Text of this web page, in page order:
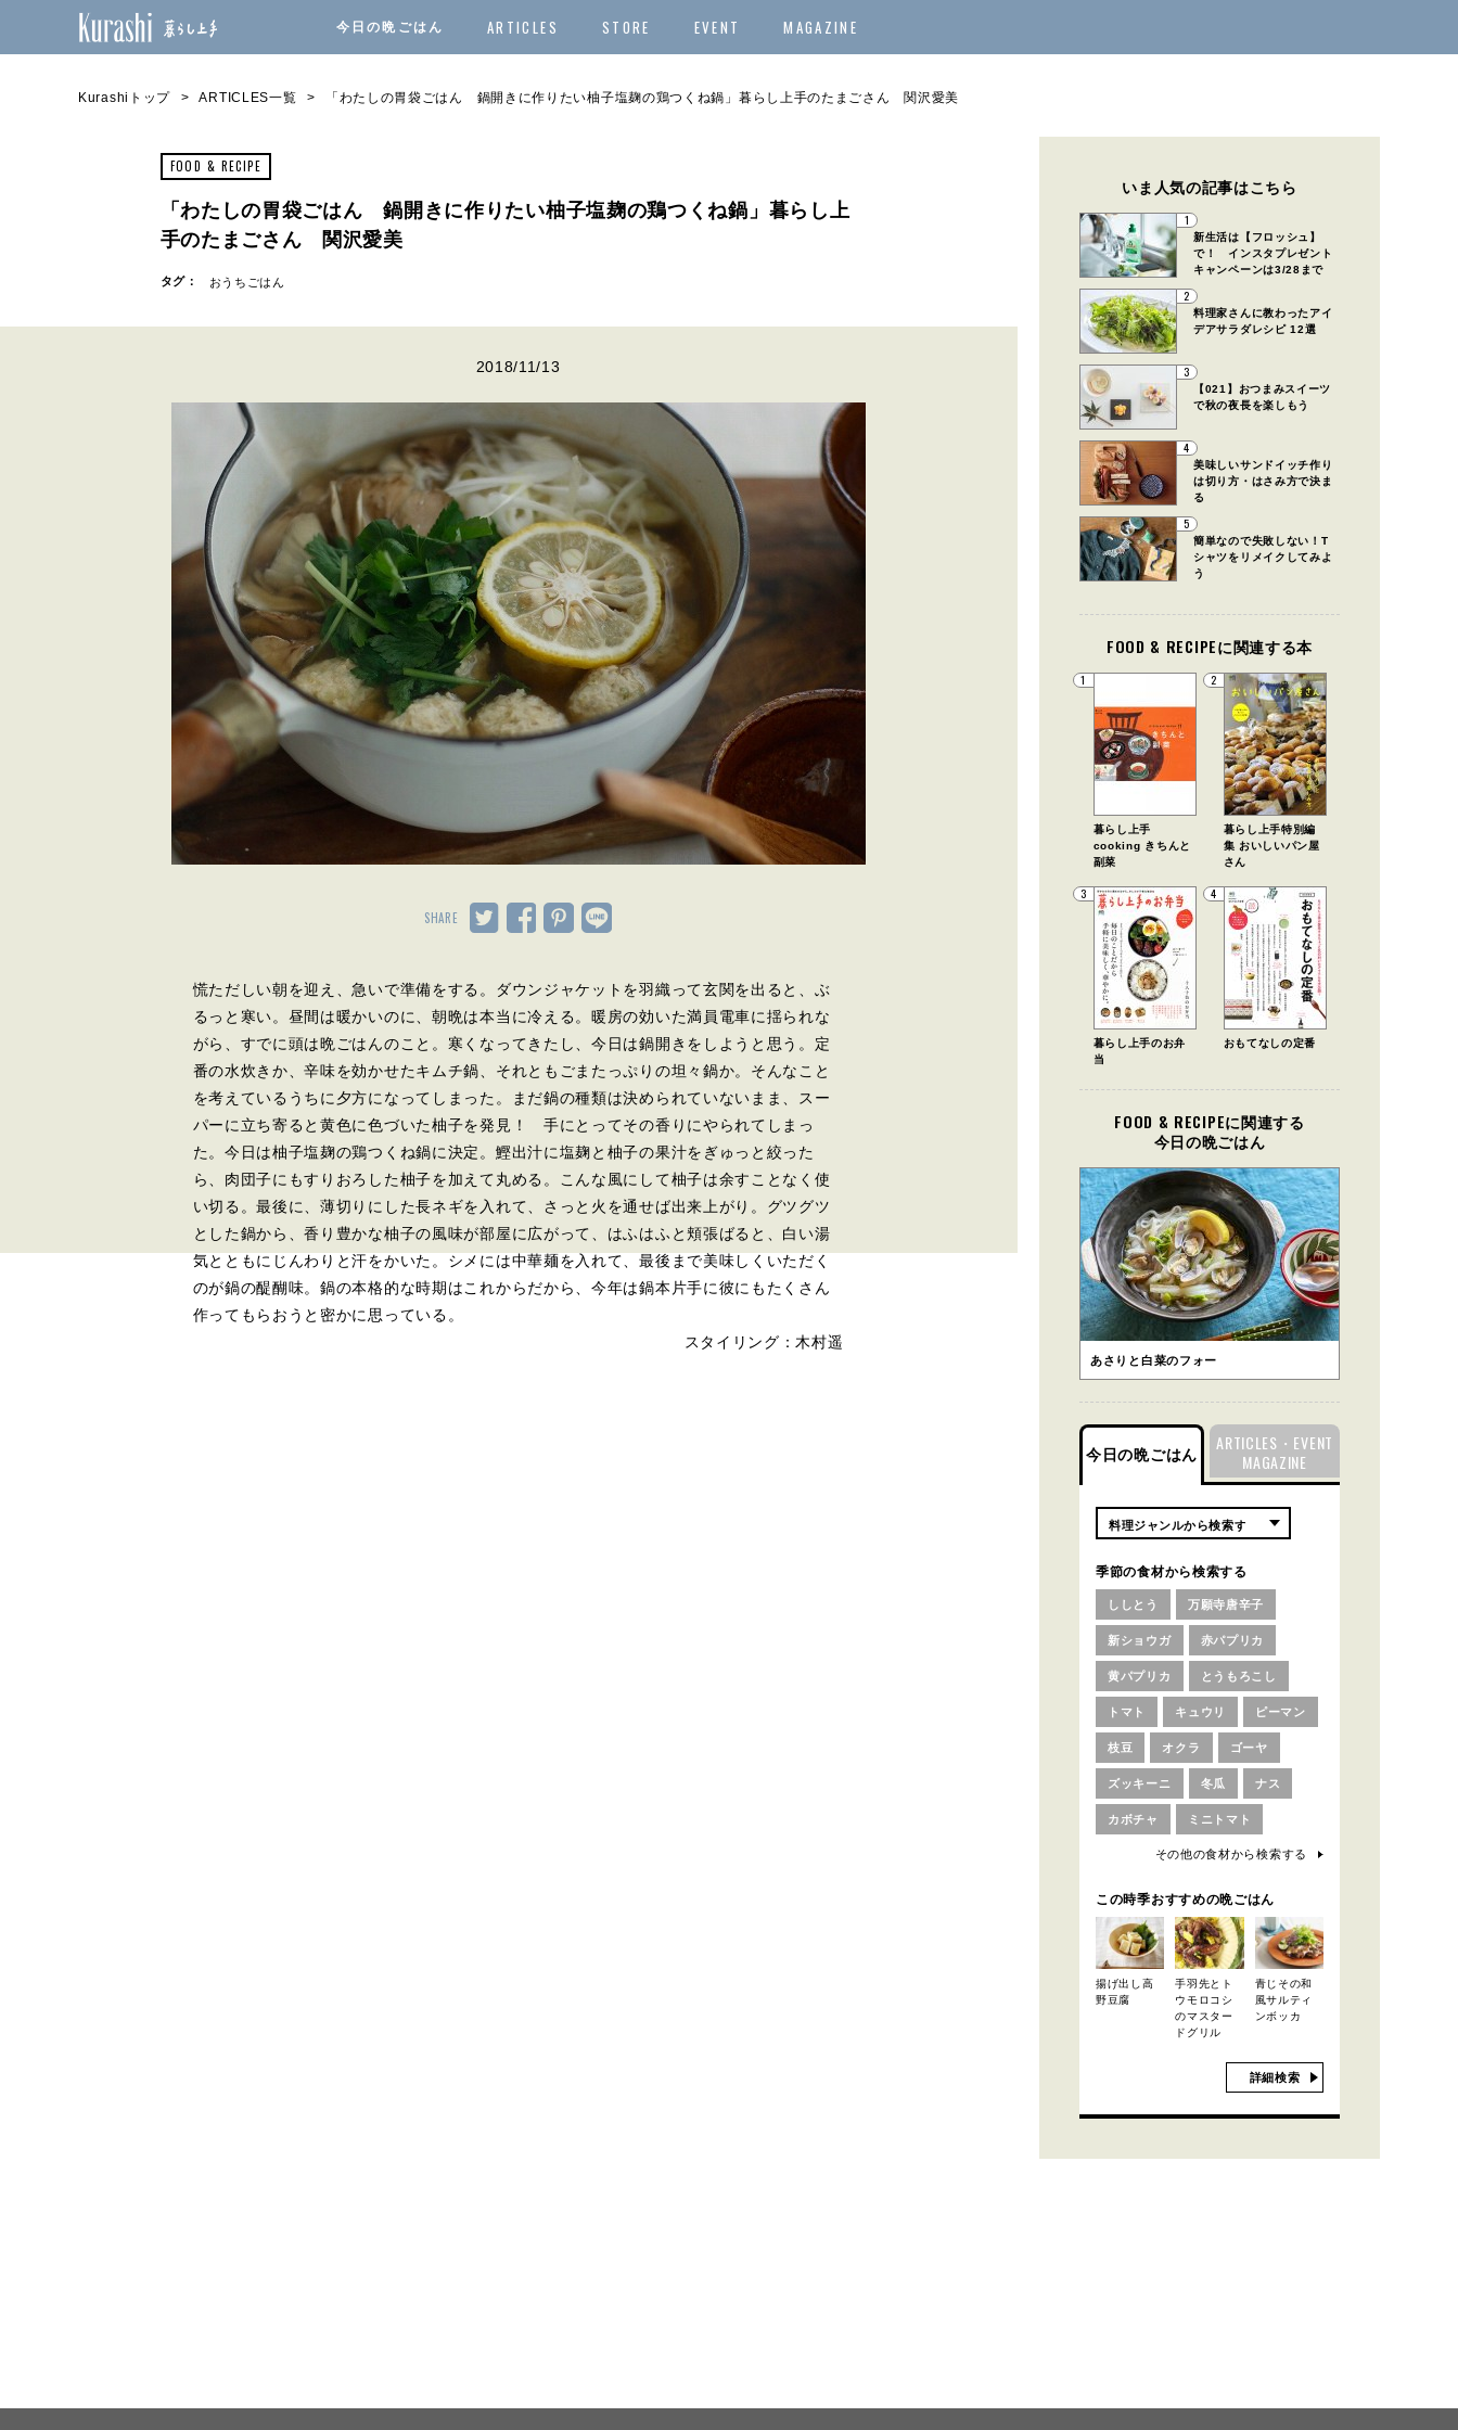
今日の晩ごはん ARTICLES STORE EVENT MAGAZINE
Kurashiトップ ARTICLES一覧 「わたしの胃袋ごはん 鍋開きに作りたい柚子塩麹の鶏つくね鍋」暮らし上手のたまごさん 関沢愛美
FOOD & RECIPE
「わたしの胃袋ごはん 鍋開きに作りたい柚子塩麹の鶏つくね鍋」暮らし上
手のたまごさん 関沢愛美
タグ： おうちごはん
2018/11/13
SHARE
慌ただしい朝を迎え、急いで準備をする。ダウンジャケットを羽織って玄関を出ると、ぶ
るっと寒い。昼間は暖かいのに、朝晩は本当に冷える。暖房の効いた満員電車に揺られな
がら、すでに頭は晩ごはんのこと。寒くなってきたし、今日は鍋開きをしようと思う。定
番の水炊きか、辛味を効かせたキムチ鍋、それともごまたっぷりの坦々鍋か。そんなこと
を考えているうちに夕方になってしまった。まだ鍋の種類は決められていないまま、スー
パーに立ち寄ると黄色に色づいた柚子を発見！ 手にとってその香りにやられてしまっ
た。今日は柚子塩麹の鶏つくね鍋に決定。鰹出汁に塩麹と柚子の果汁をぎゅっと絞った
ら、肉団子にもすりおろした柚子を加えて丸める。こんな風にして柚子は余すことなく使
い切る。最後に、薄切りにした長ネギを入れて、さっと火を通せば出来上がり。グツグツ
とした鍋から、香り豊かな柚子の風味が部屋に広がって、はふはふと頬張ばると、白い湯
気とともにじんわりと汗をかいた。シメには中華麺を入れて、最後まで美味しくいただく
のが鍋の醍醐味。鍋の本格的な時期はこれからだから、今年は鍋本片手に彼にもたくさん
作ってもらおうと密かに思っている。
スタイリング：木村遥
いま人気の記事はこちら
1
新生活は【フロッシュ】
で！ インスタプレゼント
キャンペーンは3/28まで
2
料理家さんに教わったアイ
デアサラダレシピ 12選
3
【021】おつまみスイーツ
で秋の夜長を楽しもう
4
美味しいサンドイッチ作り
は切り方・はさみ方で決ま
る
5
簡単なので失敗しない！T
シャツをリメイクしてみよ
う
FOOD & RECIPEに関連する本
1
暮らし上手
cooking きちんと
副菜
2
暮らし上手特別編
集 おいしいパン屋
さん
3
暮らし上手のお弁
当
4
おもてなしの定番
FOOD & RECIPEに関連する
今日の晩ごはん
あさりと白菜のフォー
今日の晩ごはん
ARTICLES・EVENT
MAGAZINE
季節の食材から検索する
ししとう 万願寺唐辛子
新ショウガ 赤パプリカ
黄パプリカ とうもろこし
トマト キュウリ ピーマン
枝豆 オクラ ゴーヤ
ズッキーニ 冬瓜 ナス
カボチャ ミニトマト
その他の食材から検索する
この時季おすすめの晩ごはん
揚げ出し高
野豆腐
手羽先とト
ウモロコシ
のマスター
ドグリル
青じその和
風サルティ
ンボッカ
詳細検索